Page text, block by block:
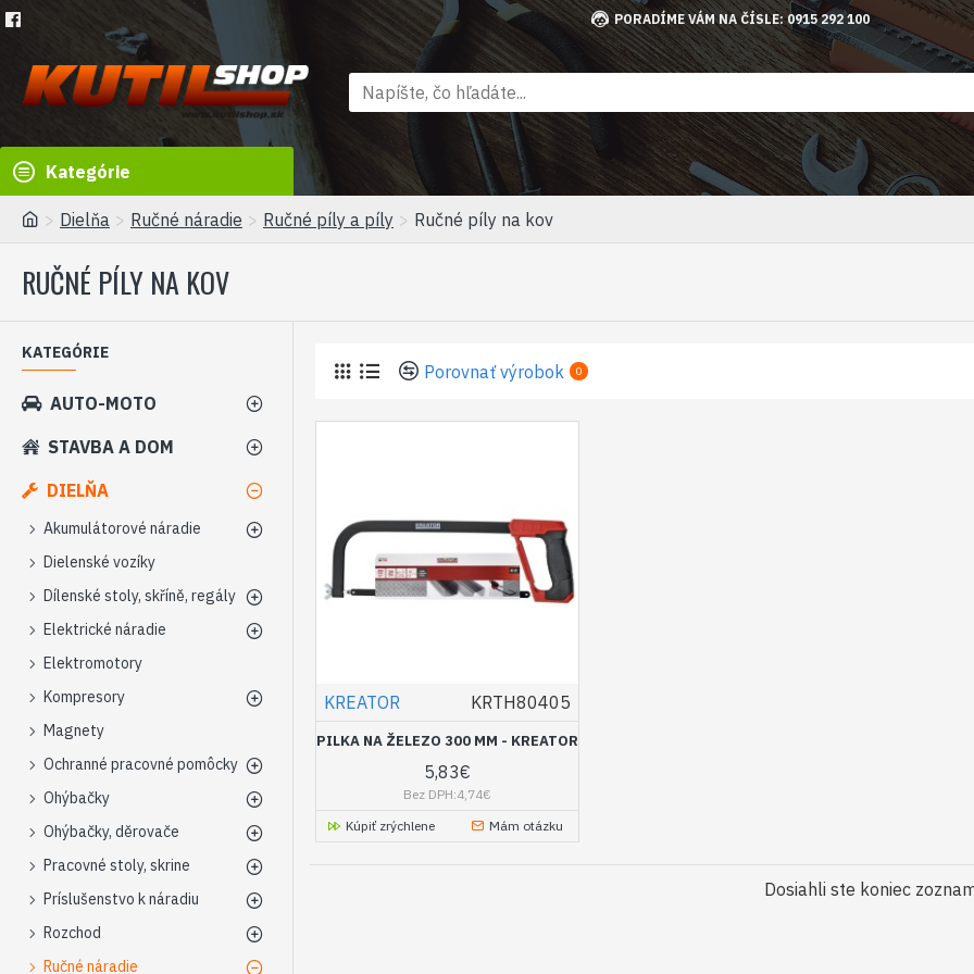
PORADÍME VÁM NA ČÍSLE: 0915 292 100
Kategórie
Dielňa Ručné náradie Ručné píly a píly Ručné píly na kov
RUČNÉ PÍLY NA KOV
KATEGÓRIE
AUTO-MOTO
STAVBA A DOM
DIELŇA
Akumulátorové náradie
Dielenské vozíky
Dílenské stoly, skříně, regály
Elektrické náradie
Elektromotory
Kompresory
Magnety
Ochranné pracovné pomôcky
Ohýbačky
Ohýbačky, děrovače
Pracovné stoly, skrine
Príslušenstvo k náradiu
Rozchod
Ručné náradie
Porovnať výrobok 0
KREATOR KRTH80405
PILKA NA ŽELEZO 300 MM - KREATOR
5,83€
Bez DPH:4,74€
Kúpiť zrýchlene
Mám otázku
Dosiahli ste koniec